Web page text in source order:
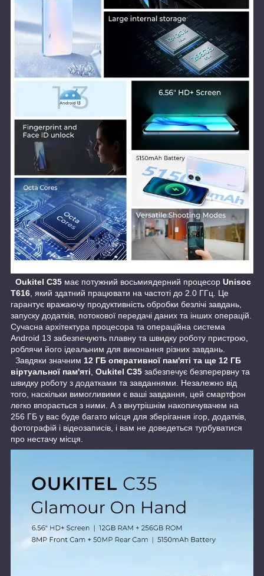
Oukitel C35 має потужний восьмиядерний процесор Unisoc
T616 , який здатний працювати на частоті до 2.0 ГГц. Це
гарантує вражаючу продуктивність обробки безлічі завдань,
запуску додатків, потокової передачі даних та інших операцій.
Сучасна архітектура процесора та операційна система
Android 13 забезпечують плавну та швидку роботу пристрою,
роблячи його ідеальним для виконання різних завдань.
Завдяки значним 12 ГБ оперативної пам'яті та ще 12 ГБ
віртуальної пам'яті Oukitel C35 забезпечує безперервну та
швидку роботу з додатками та завданнями. Незалежно від
того, наскільки вимогливими є ваші завдання, цей смартфон
легко впорається з ними. А з внутрішнім накопичувачем на
256 ГБ у вас буде багато місця для зберігання ігор, додатків,
фотографій і відеозаписів, і вам не доведеться турбуватися
про нестачу місця.